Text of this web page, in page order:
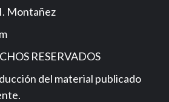
Montañez
RESERVADOS
del material publicado